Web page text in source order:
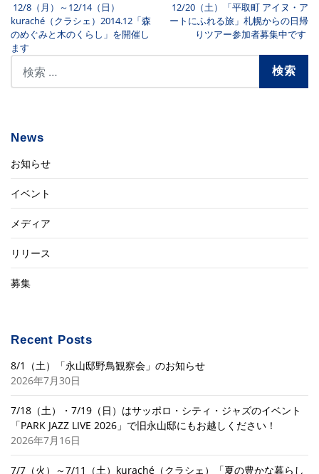
投稿ナビゲーション
12/8（月）～12/14（日）
kuraché（クラシェ）2014.12「森
のめぐみと木のくらし」を開催し
ます
12/20（土）「平取町 アイヌ・ア
ートにふれる旅」札幌からの日帰
りツアー参加者募集中です
News
お知らせ
イベント
メディア
リリース
募集
Recent Posts
8/1（土）「永山邸野鳥観察会」のお知らせ
2026年7月30日
7/18（土）・7/19（日）はサッポロ・シティ・ジャズのイベント
「PARK JAZZ LIVE 2026」で旧永山邸にもお越しください！
2026年7月16日
7/7（火）～7/11（土）kuraché（クラシェ）「夏の豊かな暮らし